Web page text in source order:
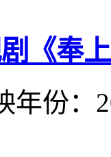
《奉
年份：